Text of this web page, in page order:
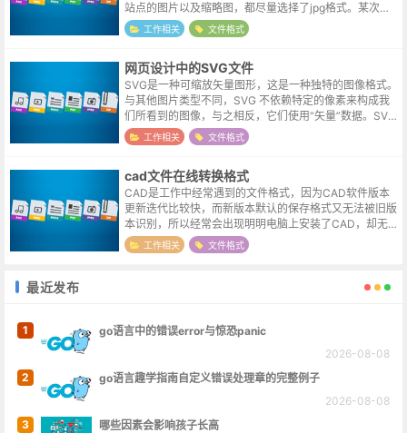
站点的图片以及缩略图，都尽量选择了jpg格式。某次上
传了几张图片，发现缩略图无法正常显示，格式是jpg的
无误，在电脑上也是可以...
工作相关 文件格式
网页设计中的SVG文件
SVG是一种可缩放矢量图形，这是一种独特的图像格式。
与其他图片类型不同，SVG 不依赖特定的像素来构成我
们所看到的图像，与之相反，它们使用“矢量”数据。SVG
图形的优点支持缩放：用户可以任意缩放图像显示，而不
会破坏图像的清晰度、细节等...
工作相关 文件格式
cad文件在线转换格式
CAD是工作中经常遇到的文件格式，因为CAD软件版本
更新迭代比较快，而新版本默认的保存格式又无法被旧版
本识别，所以经常会出现明明电脑上安装了CAD，却无法
打开客户发送过来的相关图纸文件的情况。如果能直接联
系到制图人员，那当然是极好的，...
工作相关 文件格式
最近发布
1
go语言中的错误error与惊恐panic
2026-08-08
2
go语言趣学指南自定义错误处理章的完整例子
2026-08-08
3
哪些因素会影响孩子长高